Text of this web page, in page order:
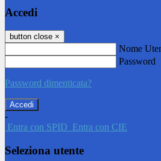
Accedi
button close ×
Nome
Password
Password dimenticata?
-
Entra con SPID Entra con CIE
Seleziona utente